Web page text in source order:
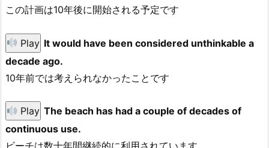
この計画は10年後に開始される予定です
Play It would have been considered unthinkable a
decade ago.
10年前では考えられなかったことです
Play The beach has had a couple of decades of
continuous use.